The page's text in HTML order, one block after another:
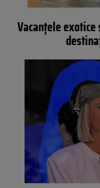
Vacanțele